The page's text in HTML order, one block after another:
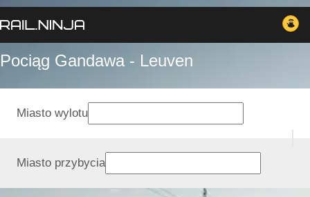
Pociąg Gandawa - Leuven
Miasto wylotu
Miasto przybycia